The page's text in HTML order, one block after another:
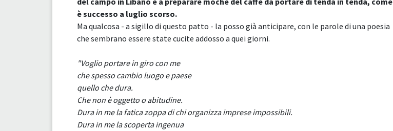
è successo a luglio scorso.
Ma qualcosa - a sigillo di questo patto - la posso già anticipare, con le parole di una poesia
che sembrano essere state cucite addosso a quei giorni.
"Voglio portare in giro con me
che spesso cambio luogo e paese
quello che dura.
Che non è oggetto o abitudine.
Dura in me la fatica zoppa di chi organizza imprese impossibili.
Dura in me la scoperta ingenua